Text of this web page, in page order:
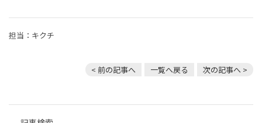
担当：キクチ
< 前の記事へ 一覧へ戻る 次の記事へ >